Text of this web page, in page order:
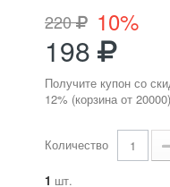
220 10%
198
Получите купон со
12% (корзина от
Количество
1 шт.